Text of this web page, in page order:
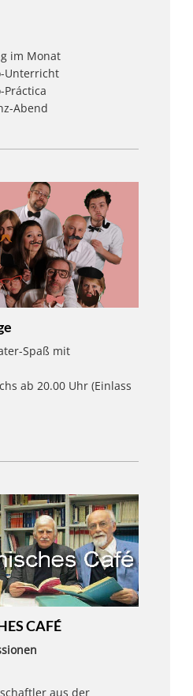
im Monat
Unterricht
Práctica
Abend
Spaß mit
ab 20.00 Uhr (Einlass
CAFÉ
aus der